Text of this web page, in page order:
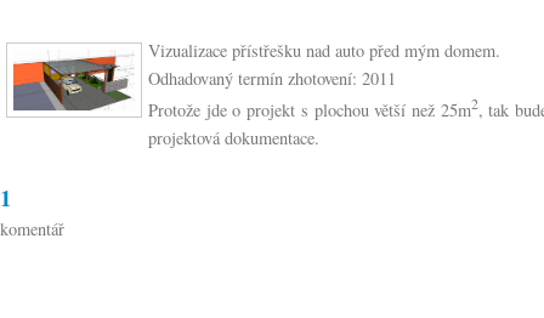
Vizualizace přístřešku nad auto před mým domem.
Odhadovaný termín zhotovení: 2011
Protože jde o projekt s plochou větší než 25m2, tak
projektová dokumentace.
1
komentář